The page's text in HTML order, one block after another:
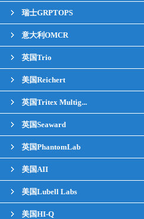
瑞士GRPTOPS
意大利OMCR
英国Trio
美国Reichert
英国Tritex Multig...
英国Seaward
英国PhantomLab
美国AII
美国Lubell Labs
美国HI-Q